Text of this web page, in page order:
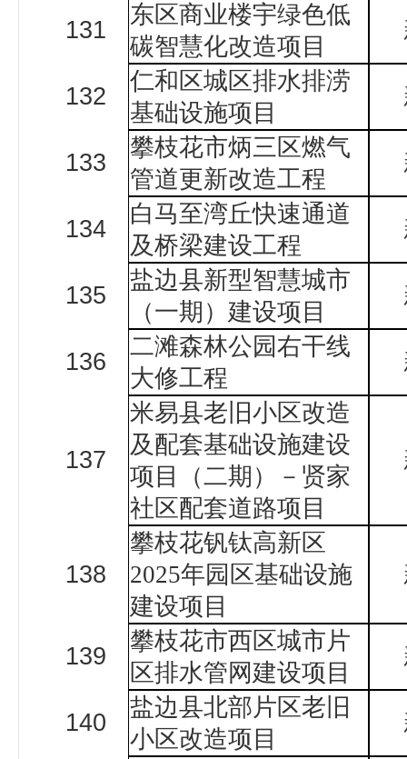
131
东区商业楼宇绿色低
碳智慧化改造项目
132
仁和区城区排水排涝
基础设施项目
133
攀枝花市炳三区燃气
管道更新改造工程
134
白马至湾丘快速通道
及桥梁建设工程
135
盐边县新型智慧城市
（一期）建设项目
136
二滩森林公园右干线
大修工程
137
米易县老旧小区改造
及配套基础设施建设
项目（二期）－贤家
社区配套道路项目
138
攀枝花钒钛高新区
2025年园区基础设施
建设项目
139
攀枝花市西区城市片
区排水管网建设项目
140
盐边县北部片区老旧
小区改造项目